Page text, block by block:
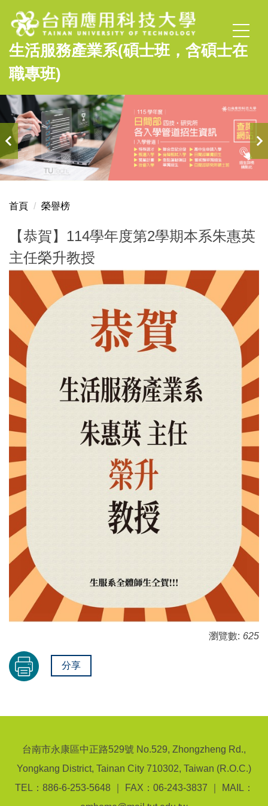
到
要
內
容
區
生活服務產業系(碩士班，含碩士在
職專班)
首頁 榮譽榜
【恭賀】114學年度第2學期本系朱惠英
主任榮升教授
瀏覽數: 625
分享
台南市永康區中正路529號 No.529, Zhongzheng Rd.,
Yongkang District, Tainan City 710302, Taiwan (R.O.C.)
TEL：886-6-253-5648 ｜ FAX：06-243-3837 ｜ MAIL：